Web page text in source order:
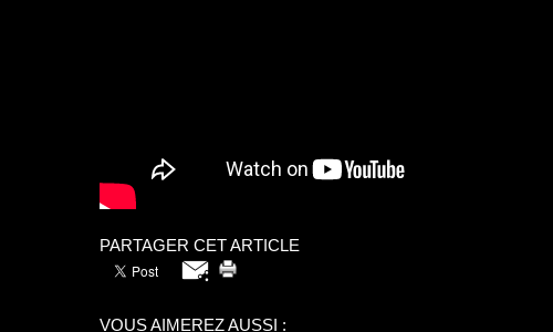
PARTAGER CET ARTICLE
VOUS AIMEREZ AUSSI :